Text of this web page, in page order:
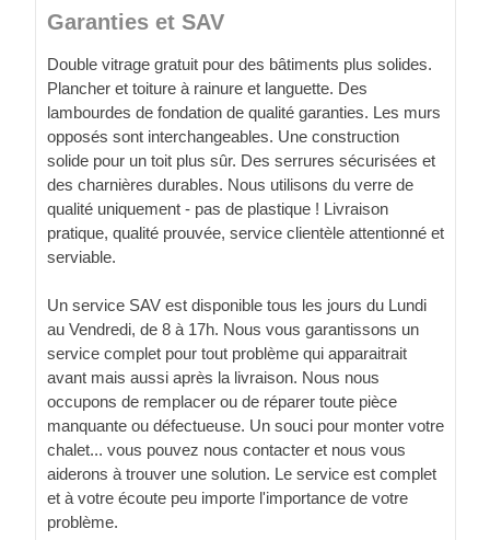
Garanties et SAV
Double vitrage gratuit pour des bâtiments plus solides.
Plancher et toiture à rainure et languette. Des
lambourdes de fondation de qualité garanties. Les murs
opposés sont interchangeables. Une construction
solide pour un toit plus sûr. Des serrures sécurisées et
des charnières durables. Nous utilisons du verre de
qualité uniquement - pas de plastique ! Livraison
pratique, qualité prouvée, service clientèle attentionné et
serviable.
Un service SAV est disponible tous les jours du Lundi
au Vendredi, de 8 à 17h. Nous vous garantissons un
service complet pour tout problème qui apparaitrait
avant mais aussi après la livraison. Nous nous
occupons de remplacer ou de réparer toute pièce
manquante ou défectueuse. Un souci pour monter votre
chalet... vous pouvez nous contacter et nous vous
aiderons à trouver une solution. Le service est complet
et à votre écoute peu importe l'importance de votre
problème.